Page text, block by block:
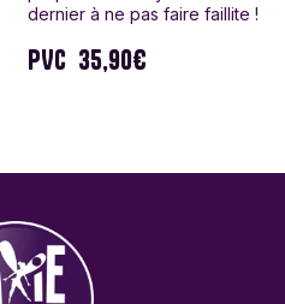
dernier à ne pas faire faillite !
PVC 35,90€